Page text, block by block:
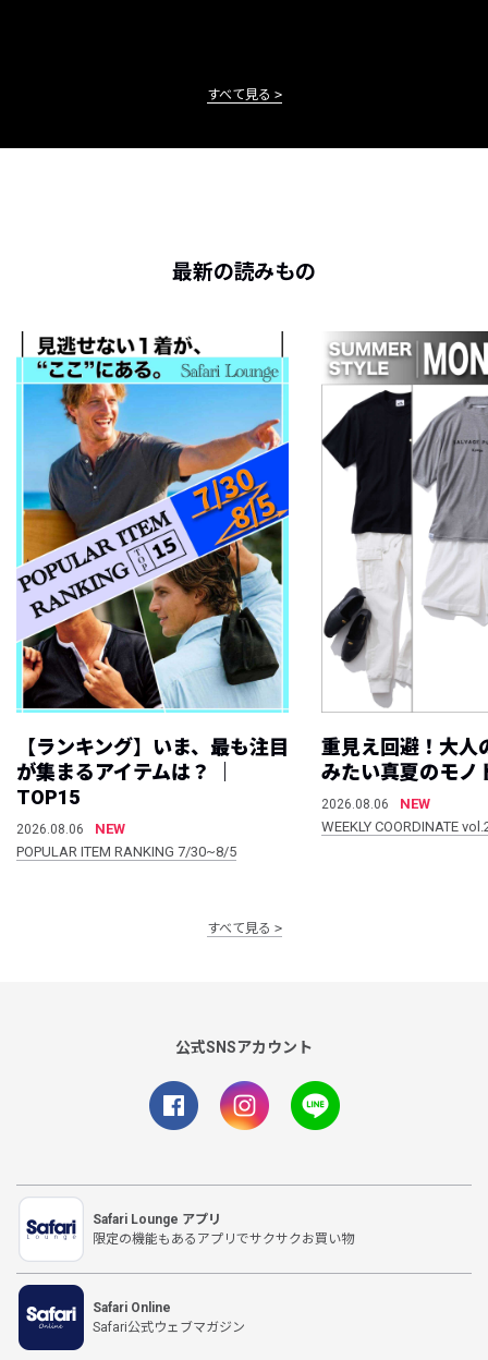
すべて見る
最新の読みもの
【ランキング】いま、最も注目
が集まるアイテムは？ ｜
TOP15
2026.08.06
NEW
POPULAR ITEM RANKING 7/30~8/5
重見え回避！大人
みたい真夏のモノ
2026.08.06
NEW
WEEKLY COORDINATE
すべて見る
公式SNSアカウント
Safari Lounge アプリ
限定の機能もあるアプリでサクサクお買い物
Safari Online
Safari公式ウェブマガジン